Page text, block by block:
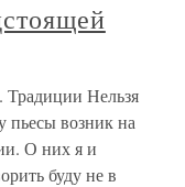
Традиции Нельзя
пьесы возник на
О них я и
буду не в